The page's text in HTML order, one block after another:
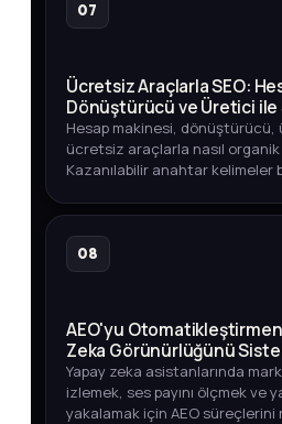
07
Ücretsiz Araçlarla SEO:
Dönüştürücü ve Üretici ile
Hesap makinesi, dönüştürücü,
ücretsiz araçlarla nasıl organik
Kazanılabilir anahtar kelimeler
08
AEO'yu
Zeka Görünürlüğünü
Yapay zeka asistanlarında
izlemek, ses payını ölçmek ve
yakalamak için AEO süreçlerini